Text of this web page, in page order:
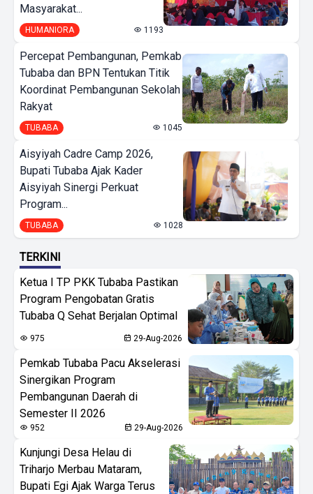
Masyarakat...
HUMANIORA 1193
Percepat Pembangunan, Pemkab
Tubaba dan BPN Tentukan Titik
Koordinat Pembangunan Sekolah
Rakyat
TUBABA 1045
Aisyiyah Cadre Camp 2026,
Bupati Tubaba Ajak Kader
Aisyiyah Sinergi Perkuat
Program...
TUBABA 1028
TERKINI
Ketua I TP PKK Tubaba Pastikan
Program Pengobatan Gratis
Tubaba Q Sehat Berjalan Optimal
975 29-Aug-2026
Pemkab Tubaba Pacu Akselerasi
Sinergikan Program
Pembangunan Daerah di
Semester II 2026
952 29-Aug-2026
Kunjungi Desa Helau di
Triharjo Merbau Mataram,
Bupati Egi Ajak Warga Terus